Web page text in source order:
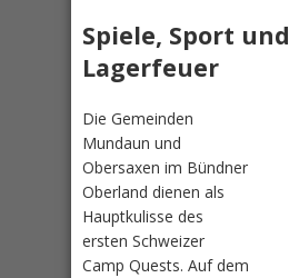
Spiele, Sport und
Lagerfeuer
Die Gemeinden
Mundaun und
Obersaxen im Bündner
Oberland dienen als
Hauptkulisse des
ersten Schweizer
Camp Quests. Auf dem